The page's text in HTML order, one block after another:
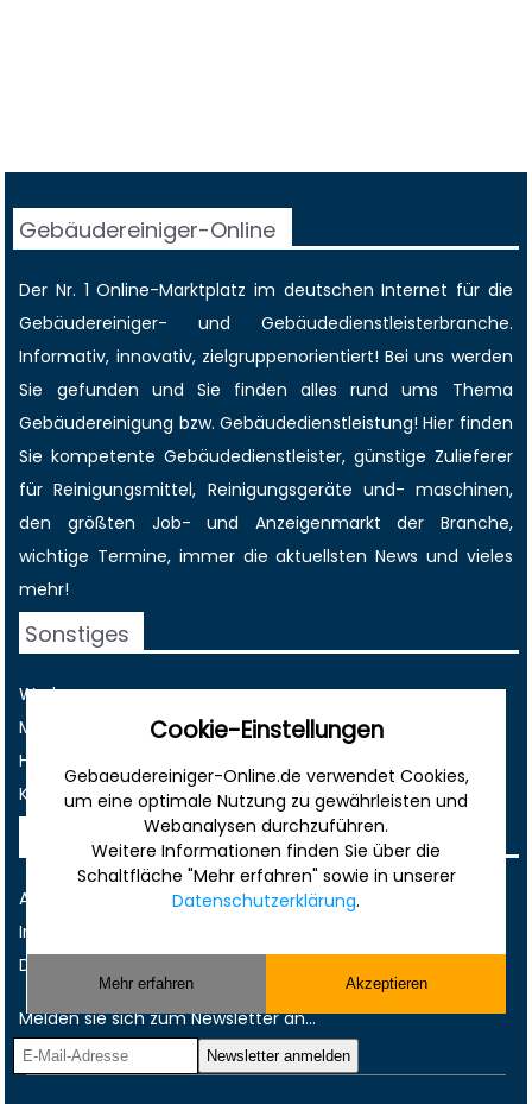
Gebäudereiniger-Online
Der Nr. 1 Online-Marktplatz im deutschen Internet für die
Gebäudereiniger- und Gebäudedienstleisterbranche.
Informativ, innovativ, zielgruppenorientiert! Bei uns werden
Sie gefunden und Sie finden alles rund ums Thema
Gebäudereinigung bzw. Gebäudedienstleistung! Hier finden
Sie kompetente Gebäudedienstleister, günstige Zulieferer
für Reinigungsmittel, Reinigungsgeräte und- maschinen,
den größten Job- und Anzeigenmarkt der Branche,
wichtige Termine, immer dieaktuellsten News und vieles
mehr!
Sonstiges
Werbung
Musterverträge und Vorlagen
Hilfe
Kontakt
Rechtliches
AGB
Impressum
Datenschutz
Melden sie sich zum Newsletter an...
Cookie-Einstellungen
Gebaeudereiniger-Online.de verwendet Cookies,
um eine optimale Nutzung zu gewährleisten und
Webanalysen durchzuführen.
Weitere Informationen finden Sie über die
Schaltfläche "Mehr erfahren" sowie in unserer
Datenschutzerklärung.
Mehr erfahren Akzeptieren